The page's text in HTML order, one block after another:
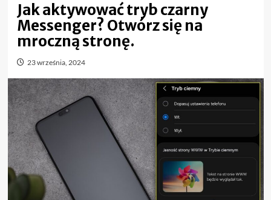
Jak aktywować tryb czarny
Messenger? Otwórz się na
mroczną stronę.
23 września, 2024